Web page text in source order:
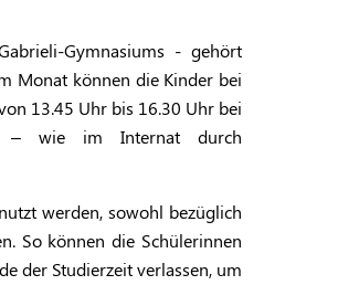
Gymnasiums - gehört
Monat können die Kinder bei
13.45 Uhr bis 16.30 Uhr bei
– wie im Internat durch
werden, sowohl bezüglich
So können die Schülerinnen
der Studierzeit verlassen, um